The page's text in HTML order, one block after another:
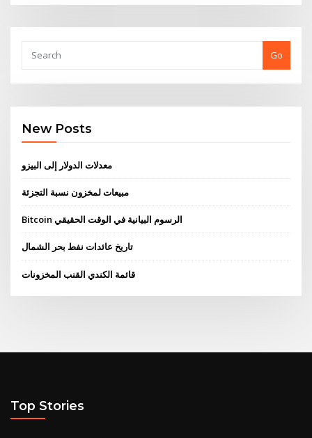
Go
New Posts
معدلات الدولار إلى البيزو
مبيعات لمخزون نسبة التجزئة
Bitcoin الرسوم البيانية في الوقت الحقيقي
تاريخ عائدات نفط بحر الشمال
قائمة الكندي القنب المخزونات
Top Stories